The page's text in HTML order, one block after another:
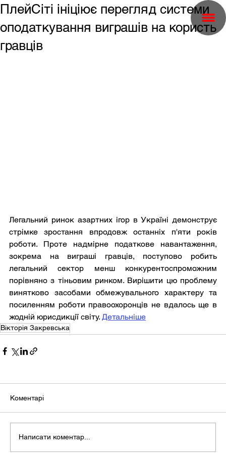
ПлейСіті ініціює перегляд системи
оподаткування виграшів на користь
гравців
Легальний ринок азартних ігор в Україні демонструє
стрімке зростання впродовж останніх п'яти років
роботи. Проте надмірне податкове навантаження,
зокрема на виграші гравців, поступово робить
легальний сектор менш конкурентоспроможним
порівняно з тіньовим ринком. Вирішити цю проблему
винятково засобами обмежувального характеру та
посиленням роботи правоохоронців не вдалось ще в
жодній юрисдикції світу. Детальніше
Вікторія Закревська
Коментарі
Написати коментар...